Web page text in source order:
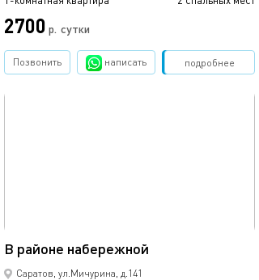
2700 р. сутки
подробнее
Позвонить написать Забронировать
В районе набережной
Саратов, ул.Мичурина, д.141